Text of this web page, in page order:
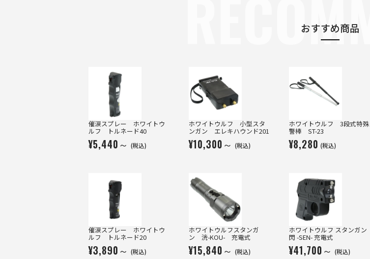
おすすめ商品
催涙スプレー ホワイトウ
ルフ トルネード40
¥5,440～ (税込)
ホワイトウルフ 小型スタ
ンガン エレキハウンド201
¥10,300～ (税込)
ホワイトウルフ 3段式特殊
警棒 ST-23
¥8,280 (税込)
催涙スプレー ホワイトウ
ルフ トルネード20
¥3,890～ (税込)
ホワイトウルフスタンガ
ン 洸-KOU- 充電式
¥15,840～ (税込)
ホワイトウルフ スタンガン
閃 -SEN- 充電式
¥41,700～ (税込)